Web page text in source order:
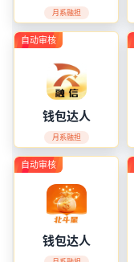
资
讯
月系融担
自动审核
钱包达人
月系融担
自动审核
钱包达人